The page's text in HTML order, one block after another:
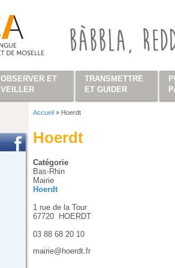
Accueil » Hoerdt
Hoerdt
Catégorie
Bas-Rhin
Mairie
Hoerdt
1 rue de la Tour
67720
HOERDT
03 88 68 20 10
mairie@hoerdt.fr
OBSERVER ET
VEILLER
TRANSMETTRE
ET GUIDER